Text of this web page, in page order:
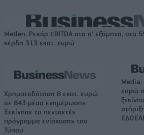
Metlen: Ρεκόρ EBITDA στο α' εξάμηνο, στα
κέρδη 313 εκατ. ευρώ
Χρηματοδότηση 8 εκατ. ευρώ
σε 843 μέσα ενημέρωσης-
Ξεκίνησε το πενταετές
πρόγραμμα ενίσχυσης του
Τύπου
Media:
ευρώ